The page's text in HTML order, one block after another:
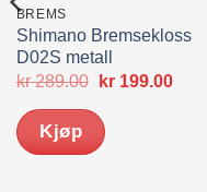
BREMS
Shimano Bremsekloss
D02S metall
kr289.00
Opprinnelig
var:
kr 289.00.
kr199.00
Kjøp